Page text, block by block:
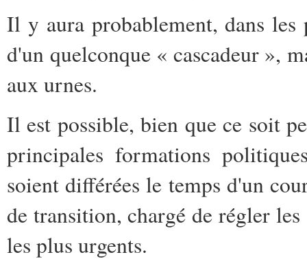
Il y aura probablement, dans
d'un quelconque « cascadeur »,
aux urnes.
Il est possible, bien que ce soit
principales formations
soient différées le temps d'un
de transition, chargé de régler
les plus urgents.